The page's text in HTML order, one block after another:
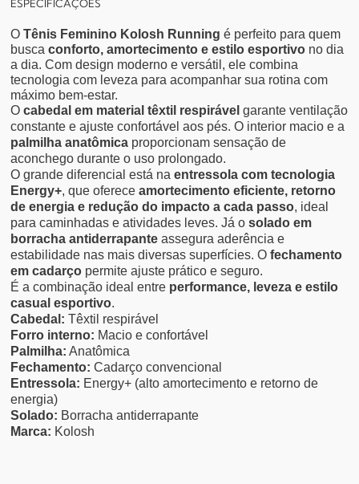
ESPECIFICAÇÕES
OTênis Feminino Kolosh Runningé perfeito para quem
buscaconforto, amortecimento e estilo esportivo no dia
a dia. Com design moderno e versátil, ele combina
tecnologia com leveza para acompanhar sua rotina com
máximo bem-estar.
Ocabedal em material têxtil respirável garante ventilação
constante e ajuste confortável aos pés. O interior macio e a
palmilha anatômica proporcionam sensação de
aconchego durante o uso prolongado.
O grande diferencial está naentressola com tecnologia
Energy+, que ofereceamortecimento eficiente, retorno
de energia e redução do impacto a cada passo, ideal
para caminhadas e atividades leves. Já osolado em
borracha antiderrapante assegura aderência e
estabilidade nas mais diversas superfícies. Ofechamento
em cadarço permite ajuste prático e seguro.
É a combinação ideal entre performance, leveza e estilo
casual esportivo.
Cabedal: Têxtil respirável
Forro interno: Macio e confortável
Palmilha: Anatômica
Fechamento: Cadarço convencional
Entressola: Energy+ (alto amortecimento e retorno de
energia)
Solado: Borracha antiderrapante
Marca: Kolosh